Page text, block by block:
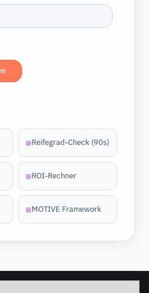
◎Reifegrad-Check (90s)
◎ROI-Rechner
◎MOTIVE Framework